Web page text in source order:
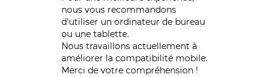
nous vous recommandons
d'utiliser un ordinateur de bureau
ou une tablette.
Nous travaillons actuellement à
améliorer la compatibilité mobile.
Merci de votre compréhension !